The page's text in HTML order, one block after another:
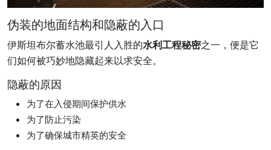
伪装的地面结构和隐蔽的入口
伊斯坦布尔蓄水池最引人入胜的水利工程秘密之一，便是它
们如何被巧妙地隐藏起来以求安全。
隐蔽的原因
为了在入侵期间保护供水
为了防止污染
为了确保城市精英的安全